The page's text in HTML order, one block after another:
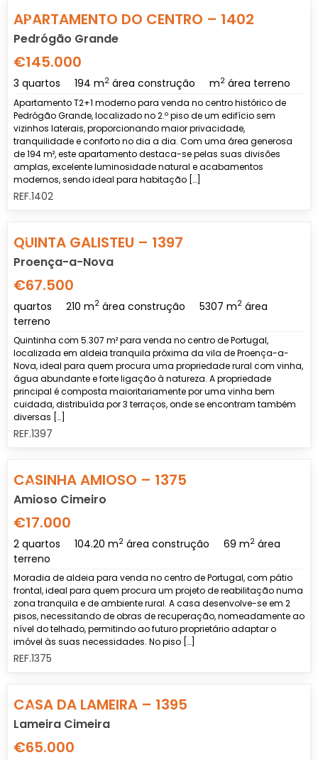
Previous
APARTAMENTO DO CENTRO – 1402
Pedrógão Grande
€145.000
3 quartos 194 m2 área construção m2 área terreno
Apartamento T2+1 moderno para venda no centro histórico de
Pedrógão Grande, localizado no 2.º piso de um edifício sem
vizinhos laterais, proporcionando maior privacidade,
tranquilidade e conforto no dia a dia. Com uma área generosa
de 194 m², este apartamento destaca-se pelas suas divisões
amplas, excelente luminosidade natural e acabamentos
modernos, sendo ideal para habitação […]
REF.1402
Previous
QUINTA GALISTEU – 1397
Proença-a-Nova
€67.500
quartos 210 m2 área construção 5307 m2 área
terreno
Quintinha com 5.307 m² para venda no centro de Portugal,
localizada em aldeia tranquila próxima da vila de Proença-a-
Nova, ideal para quem procura uma propriedade rural com vinha,
água abundante e forte ligação à natureza. A propriedade
principal é composta maioritariamente por uma vinha bem
cuidada, distribuída por 3 terraços, onde se encontram também
diversas […]
REF.1397
Previous
CASINHA AMIOSO – 1375
Amioso Cimeiro
€17.000
2 quartos 104.20 m2 área construção 69 m2 área
terreno
Moradia de aldeia para venda no centro de Portugal, com pátio
frontal, ideal para quem procura um projeto de reabilitação numa
zona tranquila e de ambiente rural. A casa desenvolve-se em 2
pisos, necessitando de obras de recuperação, nomeadamente ao
nível do telhado, permitindo ao futuro proprietário adaptar o
imóvel às suas necessidades. No piso […]
REF.1375
Previous
CASA DA LAMEIRA – 1395
Lameira Cimeira
€65.000